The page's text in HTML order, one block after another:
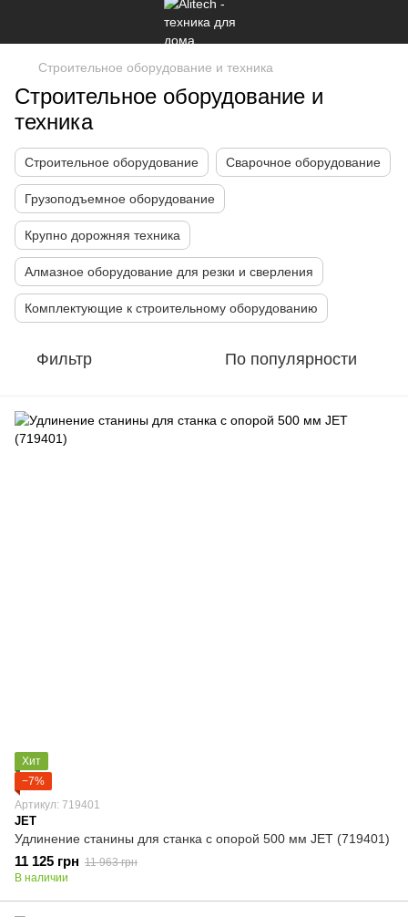
Строительное оборудование и техника
Строительное оборудование и
техника
Строительное оборудование Сварочное оборудование
Грузоподъемное оборудование
Крупно дорожняя техника
Алмазное оборудование для резки и сверления
Комплектующие к строительному оборудованию
Фильтр По популярности
Хит
−7%
Артикул: 719401
JET
Удлинение станины для станка с опорой 500 мм JET (719401)
11 125 грн 11 963 грн
В наличии